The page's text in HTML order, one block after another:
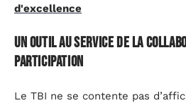
d'excellence
Un outil au service de la
participation
Le TBI ne se contente pas